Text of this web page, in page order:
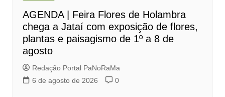
AGENDA | Feira Flores de Holambra
chega a Jataí com exposição de flores,
plantas e paisagismo de 1º a 8 de
agosto
Redação Portal PaNoRaMa
6 de agosto de 2026
0